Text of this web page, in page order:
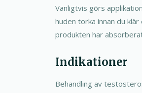
Vanligtvis görs
huden torka innan du
produkten har
Indikationer
Behandling av